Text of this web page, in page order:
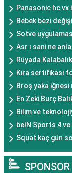
Panasonic hc vx
Bebek bezi
Sotve
Asr ı sani ne
Rüyada
Kira sertifikası
Broş yaka iğnesi
En Zeki Burç
Bilim ve
beIN Sports 4 ve
Squat kaç gün